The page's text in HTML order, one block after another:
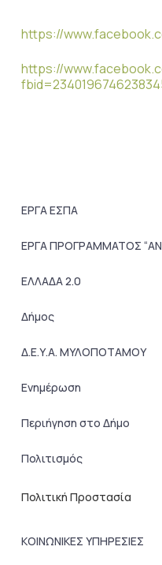
https://
https://
ΕΡΓΑ ΕΣΠΑ
ΕΡΓΑ ΠΡΟΓΡΑΜΜΑΤΟΣ
ΕΛΛΑΔΑ 2.0
Δήμος
Δ.Ε.Υ.Α. ΜΥΛΟΠΟΤΑΜΟΥ
Ενημέρωση
Περιήγηση στο Δήμο
Πολιτισμός
Πολιτική Προστασία
ΚΟΙΝΩΝΙΚΕΣ ΥΠΗΡΕΣΙΕΣ